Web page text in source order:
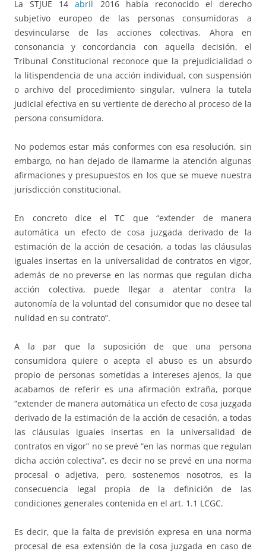
La STJUE 14abril 2016 había reconocido el derecho
subjetivo europeo de las personas consumidoras a
desvincularse de las acciones colectivas. Ahora en
consonancia y concordancia con aquella decisión, el
Tribunal Constitucional reconoce que la prejudicialidad o
la litispendencia de una acción individual, con suspensión
o archivo del procedimiento singular, vulnera la tutela
judicial efectiva en su vertiente de derecho al proceso de la
persona consumidora.
No podemos estar más conformes con esa resolución, sin
embargo, no han dejado de llamarme la atención algunas
afirmaciones y presupuestos en los que se mueve nuestra
jurisdicción constitucional.
En concreto dice el TC que “extender de manera
automática un efecto de cosa juzgada derivado de la
estimación de la acción de cesación, a todas las cláusulas
iguales insertas en la universalidad de contratos en vigor,
además de no preverse en las normas que regulan dicha
acción colectiva, puede llegar a atentar contra la
autonomía de la voluntad del consumidor que no desee tal
nulidad en su contrato”.
A la par que la suposición de que una persona
consumidora quiere o acepta el abuso es un absurdo
propio de personas sometidas a intereses ajenos, la que
acabamos de referir es una afirmación extraña, porque
“extender de manera automática un efecto de cosa juzgada
derivado de la estimación de la acción de cesación, a todas
las cláusulas iguales insertas en la universalidad de
contratos en vigor” no se prevé “en las normas que regulan
dicha acción colectiva”, es decir no se prevé en una norma
procesal o adjetiva, pero, sostenemos nosotros, es la
consecuencia legal propia de la definición de las
condiciones generales contenida en el art. 1.1 LCGC.
Es decir, que la falta de previsión expresa en una norma
procesal de esa extensión de la cosa juzgada en caso de